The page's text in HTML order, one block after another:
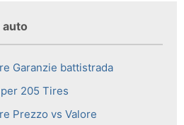
Garanzie battistrada
205 Tires
Prezzo vs Valore